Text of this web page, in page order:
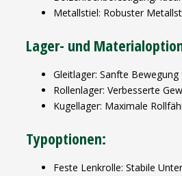
Metallstiel: Robuster
Lager- und
Gleitlager: Sanfte
Rollenlager: Verbesserte
Kugellager: Maximale
Typoptionen:
Feste Lenkrolle: Stabile